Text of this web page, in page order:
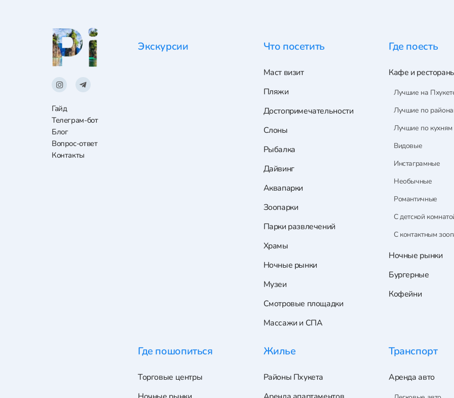
Гайд
Телеграм-бот
Блог
Вопрос-ответ
Контакты
Экскурсии Что посетить
Маст визит
Пляжи
Достопримечательности
Слоны
Рыбалка
Дайвинг
Аквапарки
Зоопарки
Парки развлечений
Храмы
Ночные рынки
Музеи
Смотровые площадки
Массажи и СПА
Где поесть
Кафе и
Лучшие на
Лучшие по
Лучшие по кухням
Видовые
Инстаграмные
Необычные
Романтичные
С детской
С контактным
Ночные рынки
Бургерные
Кофейни
Где пошопиться
Торговые центры
Жилье
Районы Пхукета
Транспорт
Аренда авто